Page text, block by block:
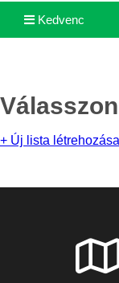
Kedvenc
+ Új lista létrehozása